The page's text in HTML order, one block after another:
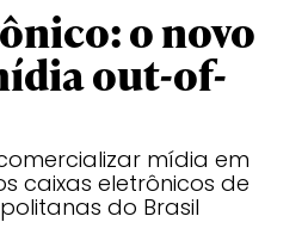
o novo
out-of-
mídia em
caixas eletrônicos de
do Brasil